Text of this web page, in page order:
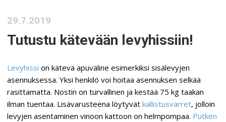
29.7.2019
Tutustu kätevään levyhissiin!
Levyhissi on kätevä apuväline esimerkiksi sisälevyjen
asennuksessa. Yksi henkilö voi hoitaa asennuksen selkää
rasittamatta. Nostin on turvallinen ja kestää 75 kg taakan
ilman tuentaa. Lisävarusteena löytyvätkallistusvarret, jolloin
levyjen asentaminen vinoon kattoon on helmpompaa. Putken